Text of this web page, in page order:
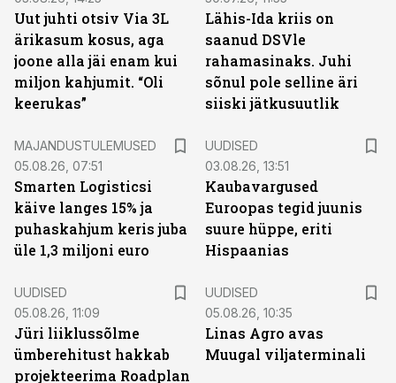
Uut juhti otsiv Via 3L
ärikasum kosus, aga
joone alla jäi enam kui
miljon kahjumit. “Oli
keerukas”
Lähis-Ida kriis on
saanud DSVle
rahamasinaks. Juhi
sõnul pole selline äri
siiski jätkusuutlik
MAJANDUSTULEMUSED
05.08.26, 07:51
Smarten Logisticsi
käive langes 15% ja
puhaskahjum keris juba
üle 1,3 miljoni euro
UUDISED
03.08.26, 13:51
Kaubavargused
Euroopas tegid juunis
suure hüppe, eriti
Hispaanias
UUDISED
05.08.26, 11:09
Jüri liiklussõlme
ümberehitust hakkab
projekteerima Roadplan
UUDISED
05.08.26, 10:35
Linas Agro avas
Muugal viljaterminali